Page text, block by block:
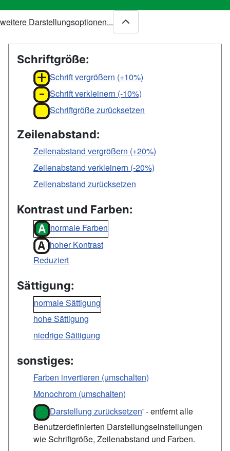
weitere Darstellungsoptionen...
Schriftgröße:
Schrift vergrößern (+10%)
Schrift verkleinern (-10%)
Schriftgröße zurücksetzen
Zeilenabstand:
Zeilenabstand vergrößern (+20%)
Zeilenabstand verkleinern (-20%)
Zeilenabstand zurücksetzen
Kontrast und Farben:
normale Farben
hoher Kontrast
Reduziert
Sättigung:
normale Sättigung
hohe Sättigung
niedrige Sättigung
sonstiges:
Farben invertieren (umschalten)
Monochrom (umschalten)
Darstellung zurücksetzen' - entfernt alle
Benutzerdefinierten Darstellungseinstellungen
wie Schriftgröße, Zeilenabstand und Farben.